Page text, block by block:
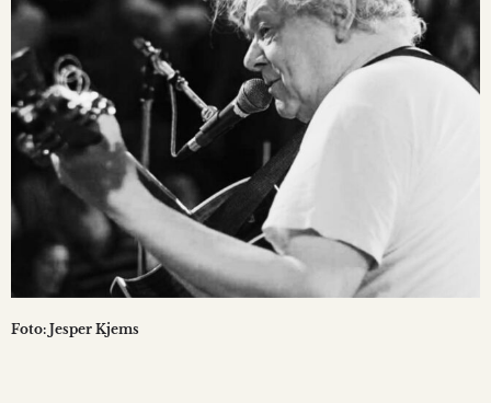
Foto: Jesper Kjems